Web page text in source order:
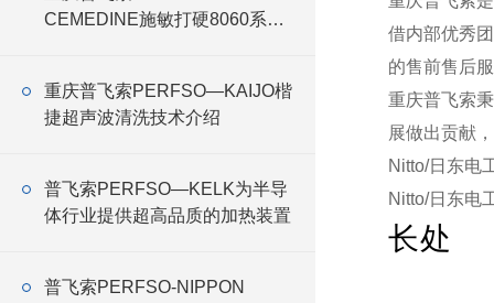
CEMEDINE施敏打硬8060系列
重庆普飞索PERFSO—KAIJO楷
捷超声波清洗技术介绍
普飞索PERFSO—KELK为半导
体行业提供超高品质的加热装置
普飞索PERFSO-NIPPON
借内部优秀
的售前售后
重庆普飞索
展做出贡献
Nitto/日东电
Nitto/日东电
长处